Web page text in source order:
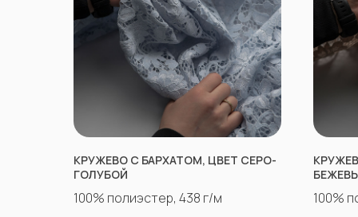
КРУЖЕВО С БАРХАТОМ, ЦВЕТ СЕРО-
ГОЛУБОЙ
100% полиэстер, 438 г/м 100%